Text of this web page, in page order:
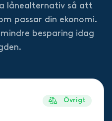
lånealternativ så att
passar din ekonomi.
besparing idag
Övrigt